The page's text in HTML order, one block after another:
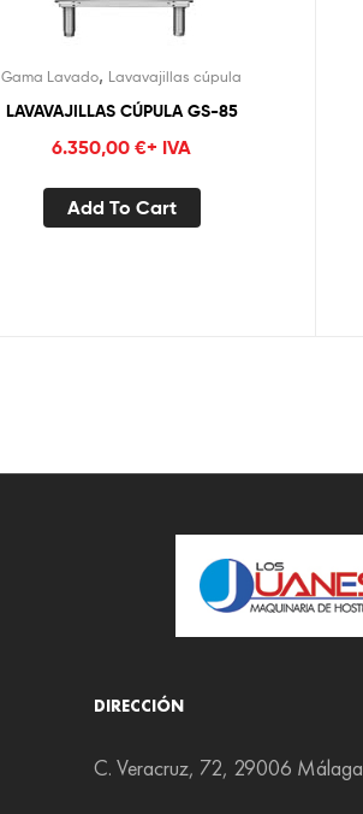
Gama Lavado, Lavavajillas cúpula
LAVAVAJILLAS CÚPULA GS-85
6.350,00€+ IVA
Add To Cart
DIRECCIÓN
C. Veracruz, 72, 29006 Málaga